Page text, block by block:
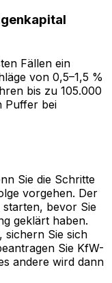
Fällen ein
von 0,5–1,5 %
bis zu 105.000
Puffer bei
Sie die Schritte
vorgehen. Der
bevor Sie
geklärt haben.
sichern Sie sich
Sie KfW-
andere wird dann